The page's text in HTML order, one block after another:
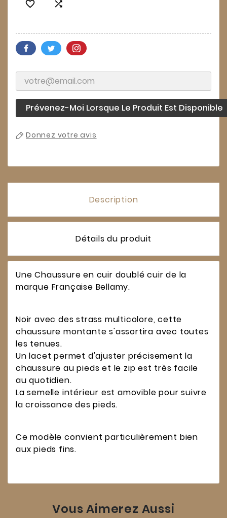
 
Prévenez-Moi Lorsque Le Produit Est Disponible
Donnez votre avis
Description
Détails du produit
Une Chaussure en cuir doublé cuir de la
marque Française Bellamy.
Noir avec des strass multicolore, cette
chaussure montante s'assortira avec toutes
les tenues.
Un lacet permet d'ajuster précisement la
chaussure au pieds et le zip est très facile
au quotidien.
La semelle intérieur est amovible pour suivre
la croissance des pieds.
Ce modèle convient particulièrement bien
aux pieds fins.
Vous Aimerez Aussi